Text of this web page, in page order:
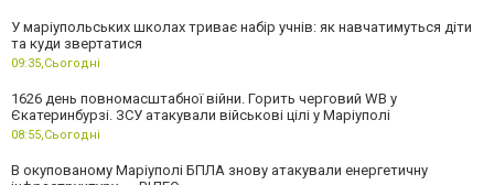
У маріупольських школах триває набір учнів: як навчатимуться діти
та куди звертатися
09:35,Сьогодні
1626 день повномасштабної війни. Горить черговий WB у
Єкатеринбурзі. ЗСУ атакували військові цілі у Маріуполі
08:55,Сьогодні
В окупованому Маріуполі БПЛА знову атакували енергетичну